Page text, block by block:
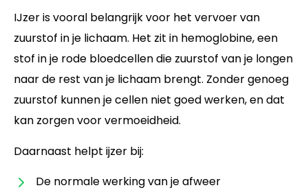
IJzer is vooral belangrijk voor het vervoer van
zuurstof in je lichaam. Het zit in hemoglobine, een
stof in je rode bloedcellen die zuurstof van je longen
naar de rest van je lichaam brengt. Zonder genoeg
zuurstof kunnen je cellen niet goed werken, en dat
kan zorgen voor vermoeidheid.
Daarnaast helpt ijzer bij:
De normale werking van je afweer